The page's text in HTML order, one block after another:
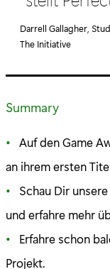
o
i
:
Darrell Gallagher,
The Initiative
Summary
Auf den Game
an ihrem ersten
Schau Dir
und erfahre mehr
Erfahre schon
Projekt.